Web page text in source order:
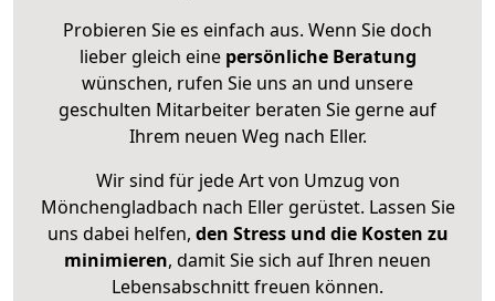
Probieren Sie es einfach aus. Wenn Sie doch
lieber gleich eine persönliche Beratung
wünschen, rufen Sie uns an und unsere
geschulten Mitarbeiter beraten Sie gerne auf
Ihrem neuen Weg nach Eller.
Wir sind für jede Art von Umzug von
Mönchengladbach nach Eller gerüstet. Lassen Sie
uns dabei helfen, den Stress und die Kosten zu
minimieren, damit Sie sich auf Ihren neuen
Lebensabschnitt freuen können.